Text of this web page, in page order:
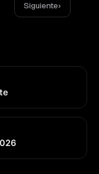
Siguiente›